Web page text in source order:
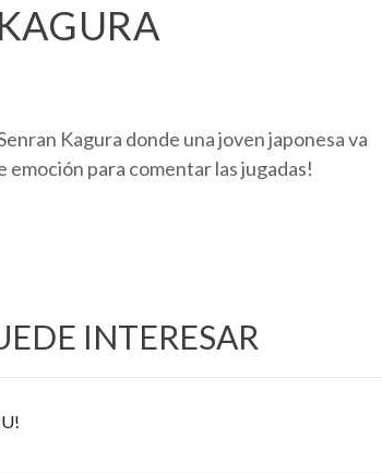
Kagura donde una joven japonesa va
para comentar las jugadas!
INTERESAR